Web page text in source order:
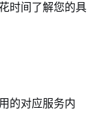
时间了解您的具
的对应服务内